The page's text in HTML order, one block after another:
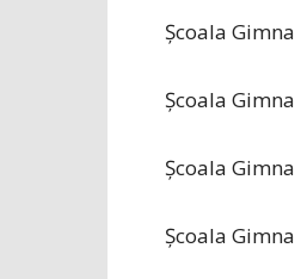
Școala
Școala
Școala
Școala